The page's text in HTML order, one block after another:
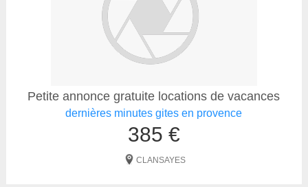
Petite annonce gratuite locations de vacances
dernières minutes gites en provence
385 €
CLANSAYES